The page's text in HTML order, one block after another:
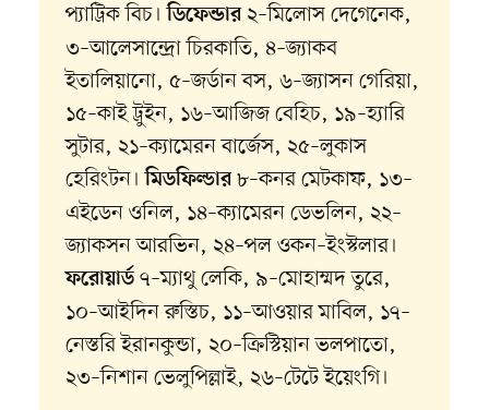
প্যাট্রিক বিচ।ডিফেন্ডার২–মিলোস দেগেনেক,
৩–আলেসান্দ্রো চিরকাতি, ৪–জ্যাকব
ইতালিয়ানো, ৫–জর্ডান বস, ৬–জ্যাসন গেরিয়া,
১৫–কাই ট্রুইন, ১৬–আজিজ বেহিচ, ১৯–হ্যারি
সুটার, ২১–ক্যামেরন বার্জেস, ২৫–লুকাস
হেরিংটন।মিডফিল্ডার৮–কনর মেটকাফ, ১৩–
এইডেন ওনিল, ১৪–ক্যামেরন ডেভলিন, ২২–
জ্যাকসন আরভিন, ২৪–পল ওকন–ইংস্টলার।
ফরোয়ার্ড৭–ম্যাথু লেকি, ৯–মোহাম্মদ তুরে,
১০–আইদিন রুস্তিচ, ১১–আওয়ার মাবিল, ১৭–
নেস্তরি ইরানকুন্ডা, ২০–ক্রিস্টিয়ান ভলপাতো,
২৩–নিশান ভেলুপিল্লাই, ২৬–টেটে ইয়েংগি।